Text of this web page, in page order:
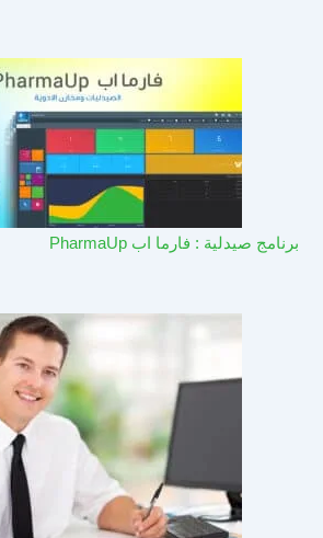
برنامج صيدلية : فارما اب PharmaUp​